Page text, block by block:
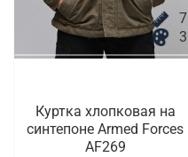
7
3
Куртка хлопковая на
синтепоне Armed Forces
AF269